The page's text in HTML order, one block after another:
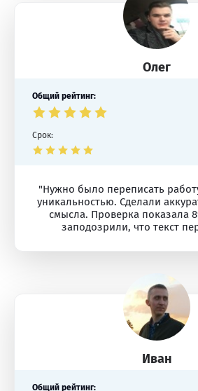
Олег
Общий рейтинг:
Срок:
"Нужно было переписать
уникальностью. Сделали
смысла. Проверка показала
заподозрили, что текст
Иван
Общий рейтинг: